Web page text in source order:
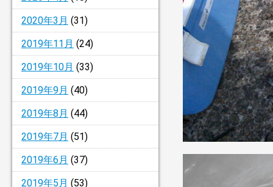
2020年3月 (31)
2019年11月 (24)
2019年10月 (33)
2019年9月 (40)
2019年8月 (44)
2019年7月 (51)
2019年6月 (37)
2019年5月 (53)